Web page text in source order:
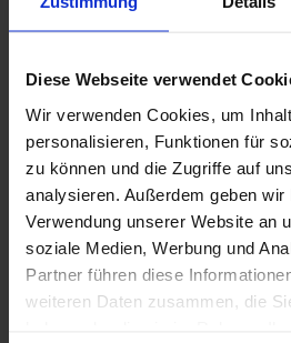
Diese Webseite verwendet
Wir verwenden Cookies, um
personalisieren, Funktionen für
zu können und die Zugriffe auf
analysieren. Außerdem geben
Verwendung unserer Website an
soziale Medien, Werbung und
Partner führen diese
weiteren Daten zusammen, die
19 jun. 2027
Binnenhutvan
€ 1.259 p.p.
Buitenhutvan
€ 1.439 p.p.
Alleen Cruise
Britse Eilanden vanaf
met de Zuiderdam
Van / Naar Amsterdam,
Zuiderdam